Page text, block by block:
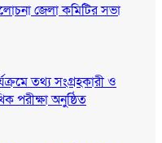
জেলা কমিটির সভা
তথ্য সংগ্রহকারী ও
পরীক্ষা অনুষ্ঠিত